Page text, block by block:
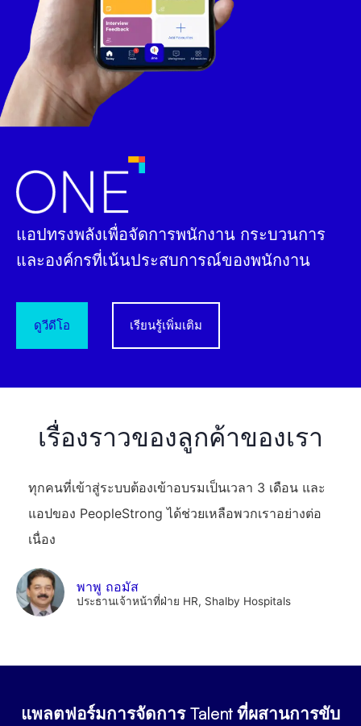
แอปทรงพลังเพื่อจัดการพนักงาน กระบวนการ
และองค์กรที่เน้นประสบการณ์ของพนักงาน
เรียนรู้เพิ่มเติม
เรื่องราวของลูกค้าของเรา
ทุกคนที่เข้าสู่ระบบต้องเข้าอบรมเป็นเวลา 3 เดือน และ
แอปของ PeopleStrong ได้ช่วยเหลือพวกเราอย่างต่อ
เนื่อง
พาพู ถอมัส
ประธานเจ้าหน้าที่ฝ่าย HR, Shalby Hospitals
แพลตฟอร์มการจัดการ Talent ที่ผสานการขับ